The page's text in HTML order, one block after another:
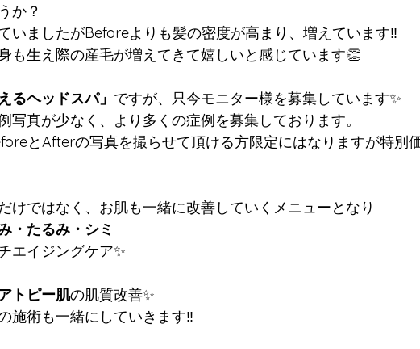
か？
いましたがBeforeよりも髪の密度が高まり、増えています‼️
も生え際の産毛が増えてきて嬉しいと感じています👏
るヘッドスパ」 ですが、只今モニター様を募集しています✨
写真が少なく、より多くの症例を募集しております。
とAfterの写真を撮らせて頂ける方限定にはなりますが特別
けではなく、お肌も一緒に改善していくメニューとなり
・たるみ・シミ
エイジングケア✨
トピー肌の肌質改善✨
施術も一緒にしていきます‼️